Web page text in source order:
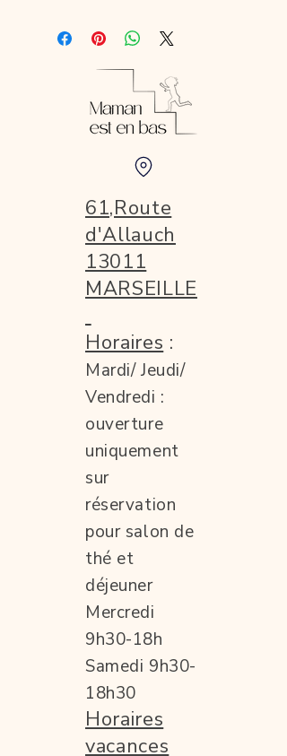
61,Route
d'Allauch
13011
MARSEILLE
Horaires :
Mardi/ Jeudi/
Vendredi :
ouverture
uniquement
sur
réservation
pour salon de
thé et
déjeuner
Mercredi
9h30-18h
Samedi 9h30-
18h30
Horaires
vacances